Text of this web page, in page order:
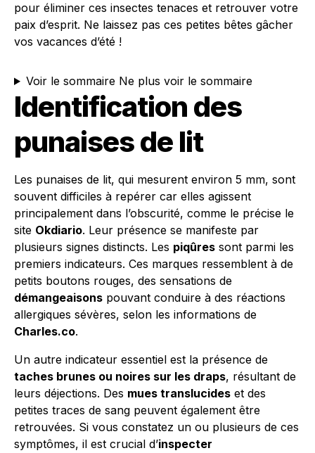
pour éliminer ces insectes tenaces et retrouver votre
paix d’esprit. Ne laissez pas ces petites bêtes gâcher
vos vacances d’été !
Voir le sommaire Ne plus voir le sommaire
Identification des
punaises de lit
Les punaises de lit, qui mesurent environ 5 mm, sont
souvent difficiles à repérer car elles agissent
principalement dans l’obscurité, comme le précise le
site Okdiario. Leur présence se manifeste par
plusieurs signes distincts. Les piqûres sont parmi les
premiers indicateurs. Ces marques ressemblent à de
petits boutons rouges, des sensations de
démangeaisons pouvant conduire à des réactions
allergiques sévères, selon les informations de
Charles.co.
Un autre indicateur essentiel est la présence de
taches brunes ou noires sur les draps, résultant de
leurs déjections. Des mues translucides et des
petites traces de sang peuvent également être
retrouvées. Si vous constatez un ou plusieurs de ces
symptômes, il est crucial d’inspecter